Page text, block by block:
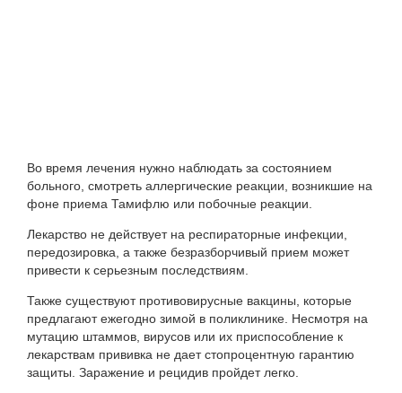
Во время лечения нужно наблюдать за состоянием
больного, смотреть аллергические реакции, возникшие на
фоне приема Тамифлю или побочные реакции.
Лекарство не действует на респираторные инфекции,
передозировка, а также безразборчивый прием может
привести к серьезным последствиям.
Также существуют противовирусные вакцины, которые
предлагают ежегодно зимой в поликлинике. Несмотря на
мутацию штаммов, вирусов или их приспособление к
лекарствам прививка не дает стопроцентную гарантию
защиты. Заражение и рецидив пройдет легко.